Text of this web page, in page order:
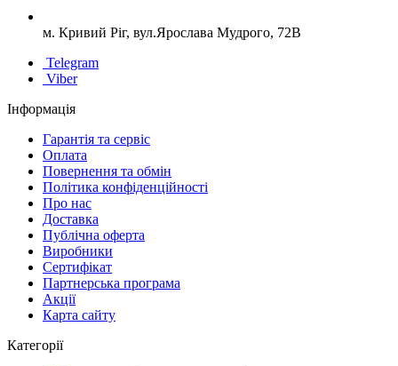
м. Кривий Ріг, вул.Ярослава Мудрого, 72В
Telegram
Viber
Інформація
Гарантія та сервіс
Оплата
Повернення та обмін
Політика конфіденційності
Про нас
Доставка
Публічна оферта
Виробники
Сертифікат
Партнерська програма
Акції
Карта сайту
Категорії